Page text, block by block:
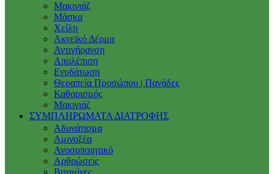
Μακιγιάζ
Μάσκα
Χείλη
Ακνεϊκό Δέρμα
Αντιγήρανση
Απολέπιση
Ενυδάτωση
Θεραπεία Προσώπου | Πανάδες
Καθαρισμός
Μακιγιάζ
ΣΥΜΠΛΗΡΩΜΑΤΑ ΔΙΑΤΡΟΦΗΣ
Αδυνάτισμα
Αμινοξέα
Ανοσοποιητικό
Αρθρώσεις
Βιταμίνες